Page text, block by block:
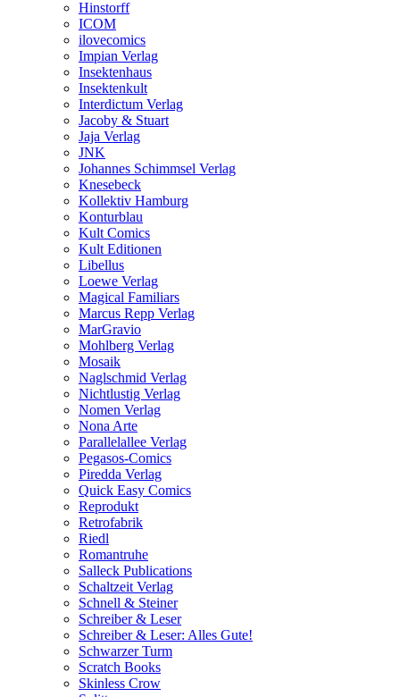
Hinstorff
ICOM
ilovecomics
Impian Verlag
Insektenhaus
Insektenkult
Interdictum Verlag
Jacoby & Stuart
Jaja Verlag
JNK
Johannes Schimmsel Verlag
Knesebeck
Kollektiv Hamburg
Konturblau
Kult Comics
Kult Editionen
Libellus
Loewe Verlag
Magical Familiars
Marcus Repp Verlag
MarGravio
Mohlberg Verlag
Mosaik
Naglschmid Verlag
Nichtlustig Verlag
Nomen Verlag
Nona Arte
Parallelallee Verlag
Pegasos-Comics
Piredda Verlag
Quick Easy Comics
Reprodukt
Retrofabrik
Riedl
Romantruhe
Salleck Publications
Schaltzeit Verlag
Schnell & Steiner
Schreiber & Leser
Schreiber & Leser: Alles Gute!
Schwarzer Turm
Scratch Books
Skinless Crow